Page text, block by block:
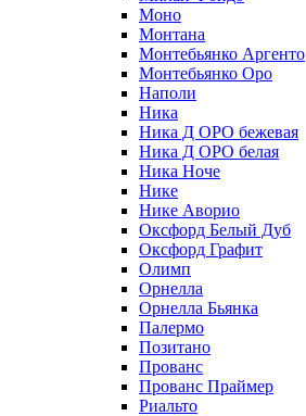
Моно
Монтана
Монтебьянко Аргенто
Монтебьянко Оро
Наполи
Ника
Ника Д ОРО бежевая
Ника Д ОРО белая
Ника Ноче
Нике
Нике Аворио
Оксфорд Белый Дуб
Оксфорд Графит
Олимп
Орнелла
Орнелла Бьянка
Палермо
Позитано
Прованс
Прованс Праймер
Риальто